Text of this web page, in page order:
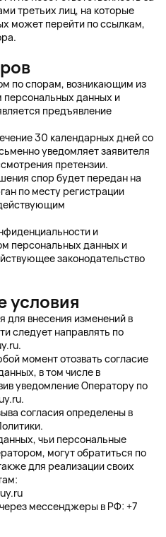
третьих лиц, на которые
может перейти по ссылкам,
по спорам, возникающим из
данных и
предъявление
30 календарных дней со
уведомляет заявителя
претензии.
спор будет передан на
по месту регистрации
и
персональных данных и
законодательство
условия
внесения изменений в
следует направлять по
.
момент отозвать согласие
в том числе в
уведомление Оператору по
.
согласия определены в
чьи персональные
могут обратиться по
для реализации своих
мессенджеры в РФ: +7